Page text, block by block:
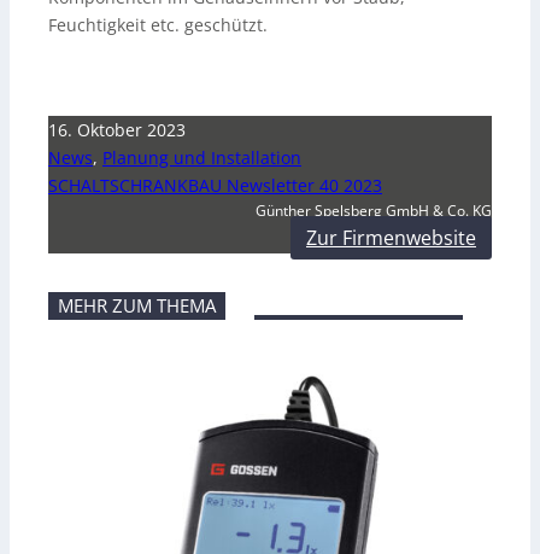
Feuchtigkeit etc. geschützt.
16. Oktober 2023
News, Planung und Installation
SCHALTSCHRANKBAU Newsletter 40 2023
Günther Spelsberg GmbH & Co. KG
Zur Firmenwebsite
MEHR ZUM THEMA